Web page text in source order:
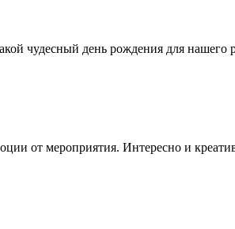
чудесный день рождения для
от мероприятия. Интересно и